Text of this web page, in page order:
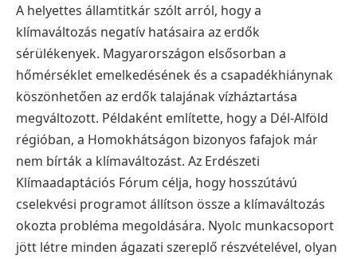
A helyettes államtitkár szólt arról, hogy a
klímaváltozás negatív hatásaira az erdők
sérülékenyek. Magyarországon elsősorban a
hőmérséklet emelkedésének és a csapadékhiánynak
köszönhetően az erdők talajának vízháztartása
megváltozott. Példaként említette, hogy a Dél-Alföld
régióban, a Homokhátságon bizonyos fafajok már
nem bírták a klímaváltozást. Az Erdészeti
Klímaadaptációs Fórum célja, hogy hosszútávú
cselekvési programot állítson össze a klímaváltozás
okozta probléma megoldására. Nyolc munkacsoport
jött létre minden ágazati szereplő részvételével, olyan